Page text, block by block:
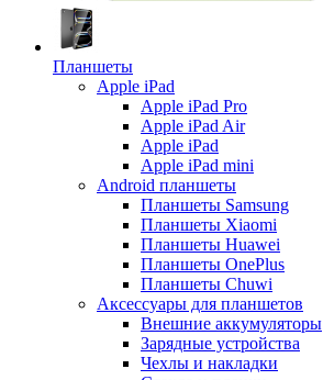
Планшеты
Apple iPad
Apple iPad Pro
Apple iPad Air
Apple iPad
Apple iPad mini
Android планшеты
Планшеты Samsung
Планшеты Xiaomi
Планшеты Huawei
Планшеты OnePlus
Планшеты Chuwi
Аксессуары для планшетов
Внешние аккумуляторы
Зарядные устройства
Чехлы и накладки